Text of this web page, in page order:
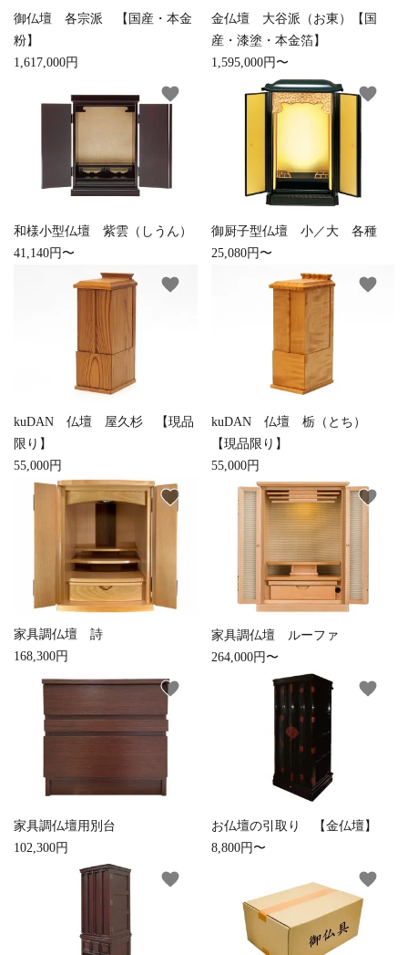
御香・線香
お手入れ用品
御仏壇 各宗派 【国産・本金
粉】
1,617,000円
金仏壇 大谷派（お東）【国
産・漆塗・本金箔】
1,595,000円〜
和様小型仏壇 紫雲（しうん）
41,140円〜
favorite
御厨子型仏壇 小／大 各種
25,080円〜
favorite
kuDAN 仏壇 屋久杉 【現品
限り】
55,000円
favorite
kuDAN 仏壇 栃（とち）
【現品限り】
55,000円
favorite
家具調仏壇 詩
168,300円
favorite
家具調仏壇 ルーファ
264,000円〜
favorite
家具調仏壇用別台
102,300円
favorite
お仏壇の引取り 【金仏壇】
8,800円〜
favorite
favorite favorite
キーワード
カテゴリー